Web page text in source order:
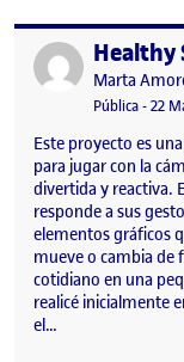
Publicado por
Publicado
Marta
Visibilidad:
Pública-22
Este proyecto es
para jugar con la
divertida y reactiva.
responde a sus
elementos gráficos
mueve o cambia de
cotidiano en una
realicé inicialmente
el…